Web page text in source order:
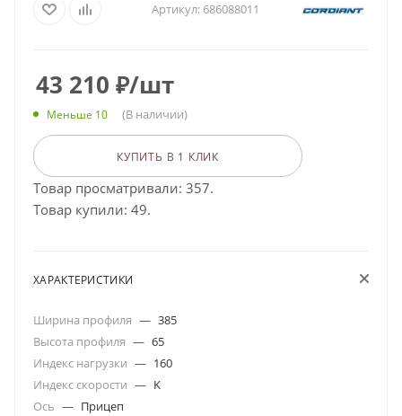
Артикул: 686088011
43 210 ₽/шт
Меньше 10 (В наличии)
КУПИТЬ В 1 КЛИК
Товар просматривали: 357.
Товар купили: 49.
ХАРАКТЕРИСТИКИ
Ширина профиля — 385
Высота профиля — 65
Индекс нагрузки — 160
Индекс скорости — K
Ось — Прицеп